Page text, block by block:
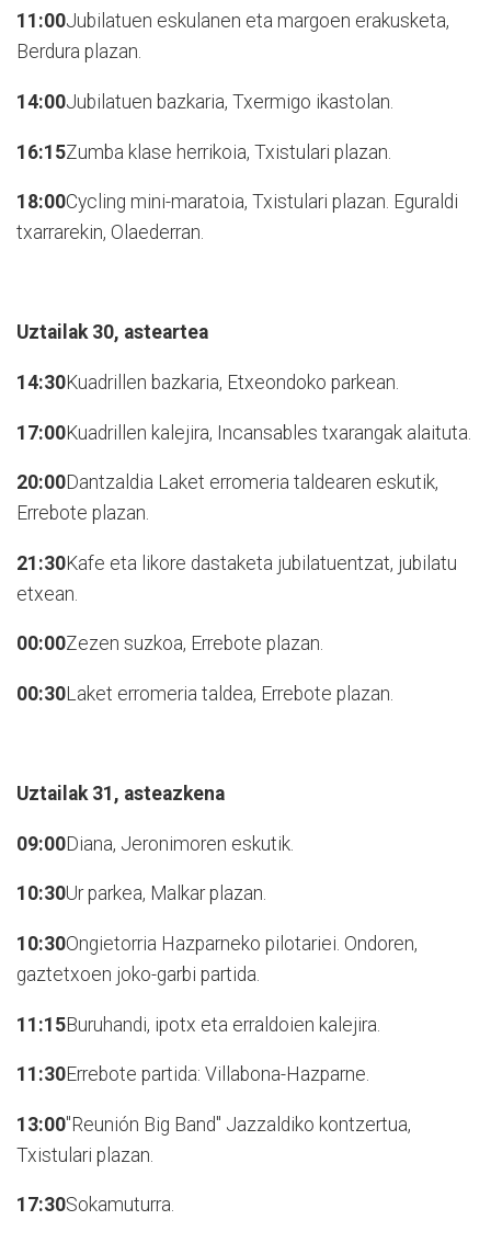
11:00Jubilatuen eskulanen eta margoen erakusketa,
Berdura plazan.
14:00Jubilatuen bazkaria, Txermigo ikastolan.
16:15Zumba klase herrikoia, Txistulari plazan.
18:00Cycling mini-maratoia, Txistulari plazan. Eguraldi
txarrarekin, Olaederran.
Uztailak 30, asteartea
14:30Kuadrillen bazkaria, Etxeondoko parkean.
17:00Kuadrillen kalejira, Incansables txarangak alaituta.
20:00Dantzaldia Laket erromeria taldearen eskutik,
Errebote plazan.
21:30Kafe eta likore dastaketa jubilatuentzat, jubilatu
etxean.
00:00Zezen suzkoa, Errebote plazan.
00:30Laket erromeria taldea, Errebote plazan.
Uztailak 31, asteazkena
09:00Diana, Jeronimoren eskutik.
10:30Ur parkea, Malkar plazan.
10:30Ongietorria Hazparneko pilotariei. Ondoren,
gaztetxoen joko-garbi partida.
11:15Buruhandi, ipotx eta erraldoien kalejira.
11:30Errebote partida: Villabona-Hazparne.
13:00"Reunión Big Band" Jazzaldiko kontzertua,
Txistulari plazan.
17:30Sokamuturra.